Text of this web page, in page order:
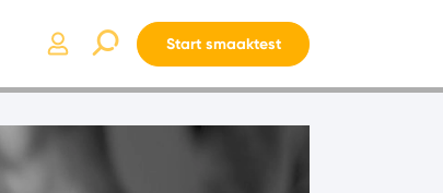
Start smaaktest